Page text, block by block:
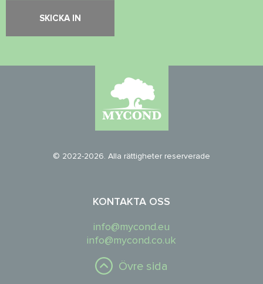
© 2022-2026. Alla rättigheter reserverade
KONTAKTA OSS
info@mycond.eu
info@mycond.co.uk
Övre sida